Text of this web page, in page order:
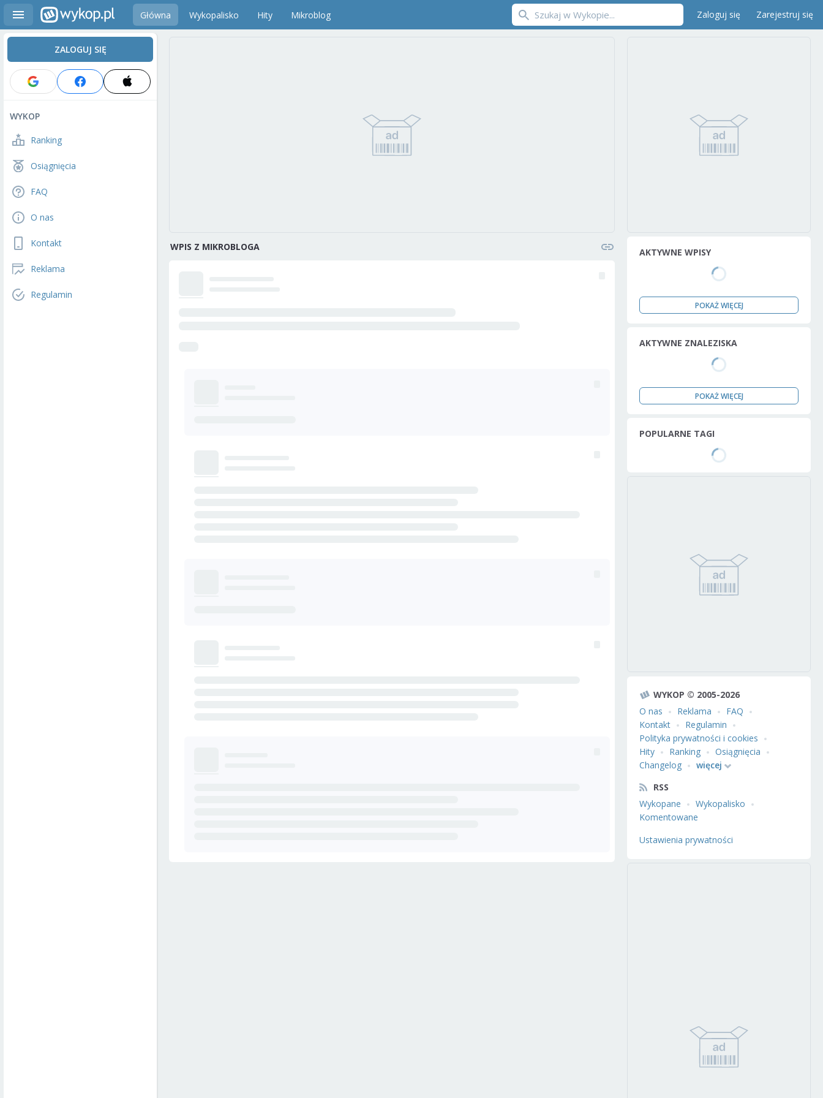
Główna Wykopalisko Hity Mikroblog Zaloguj się Zarejestruj się
ZALOGUJ SIĘ
WYKOP
Ranking
Osiągnięcia
FAQ
O nas
Kontakt
Reklama
Regulamin
WPIS Z MIKROBLOGA AKTYWNE WPISY
POKAŻ WIĘCEJ
AKTYWNE ZNALEZISKA
POKAŻ WIĘCEJ
POPULARNE TAGI
WYKOP © 2005-2026
O nas
Reklama
FAQ
Kontakt
Regulamin
Polityka prywatności i cookies
Hity
Ranking
Osiągnięcia
Changelog
więcej
RSS
Wykopane
Wykopalisko
Komentowane
Ustawienia prywatności